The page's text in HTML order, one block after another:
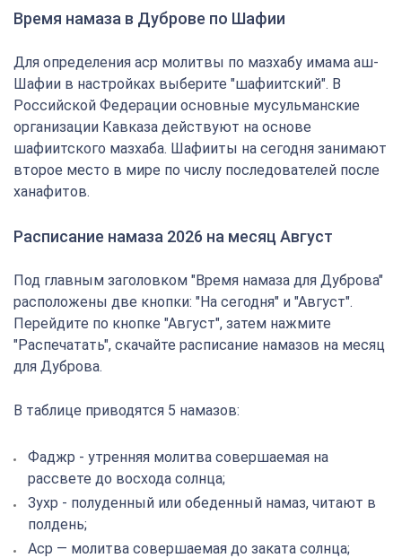
Время намаза в Дуброве по Шафии
Для определения аср молитвы по мазхабу имама аш-
Шафии в настройках выберите "шафиитский". В
Российской Федерации основные мусульманские
организации Кавказа действуют на основе
шафиитского мазхаба. Шафииты на сегодня занимают
второе место в мире по числу последователей после
ханафитов.
Расписание намаза 2026 на месяц Август
Под главным заголовком "Время намаза для Дуброва"
расположены две кнопки: "На сегодня" и "Август".
Перейдите по кнопке "Август", затем нажмите
"Распечатать", скачайте расписание намазов на месяц
для Дуброва.
В таблице приводятся 5 намазов:
Фаджр - утренняя молитва совершаемая на
рассвете до восхода солнца;
Зухр - полуденный или обеденный намаз, читают в
полдень;
Аср — молитва совершаемая до заката солнца;